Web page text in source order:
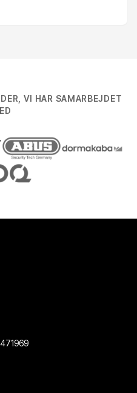
VI HAR SAMARBEJDET